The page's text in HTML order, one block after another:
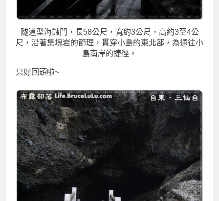
隧道型海蝕門，長58公尺，寬約3公尺，高約3至4公
尺，沿著集塊岩的節理，貫穿小島的東北部，為通往小
島南岸的捷徑。
只好回頭啦~